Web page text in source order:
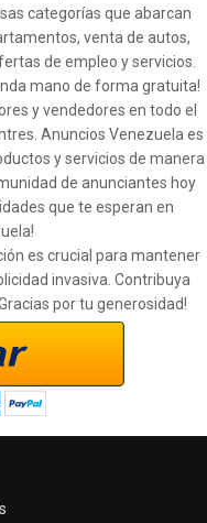
categorías que abarcan
venta de autos,
de empleo y servicios.
mano de forma gratuita!
y vendedores en todo el
Anuncios Venezuela es
y servicios de manera
de anunciantes hoy
que te esperan en
es crucial para mantener
invasiva. Contribuya
por tu generosidad!